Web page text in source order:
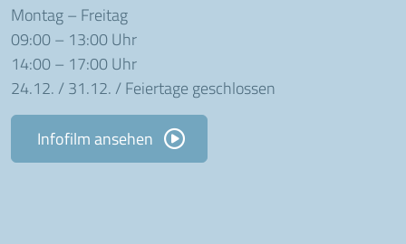
Montag – Freitag
09:00 – 13:00 Uhr
14:00 – 17:00 Uhr
24.12. / 31.12. / Feiertage geschlossen
Infofilm ansehen